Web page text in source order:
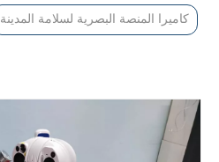
كاميرا المنصة البصرية لسلامة المدينة